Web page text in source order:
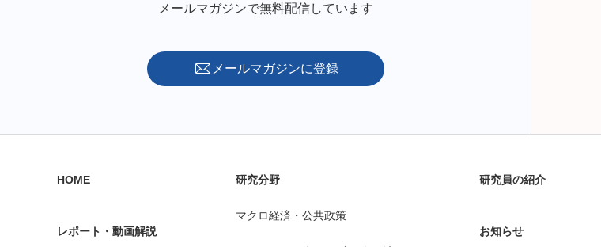
メールマガジンで無料配信しています
メールマガジンに登録
HOME
レポート・動画解説
研究分野
マクロ経済・公共政策
研究員の紹介
お知らせ